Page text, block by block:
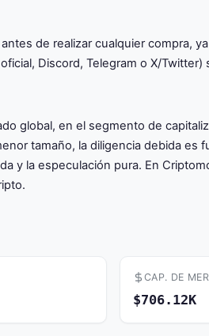
de realizar cualquier
Discord, Telegram o X/
global, en el segmento de
tamaño, la diligencia debida
la especulación pura. En
CAP. DE
$706.12K